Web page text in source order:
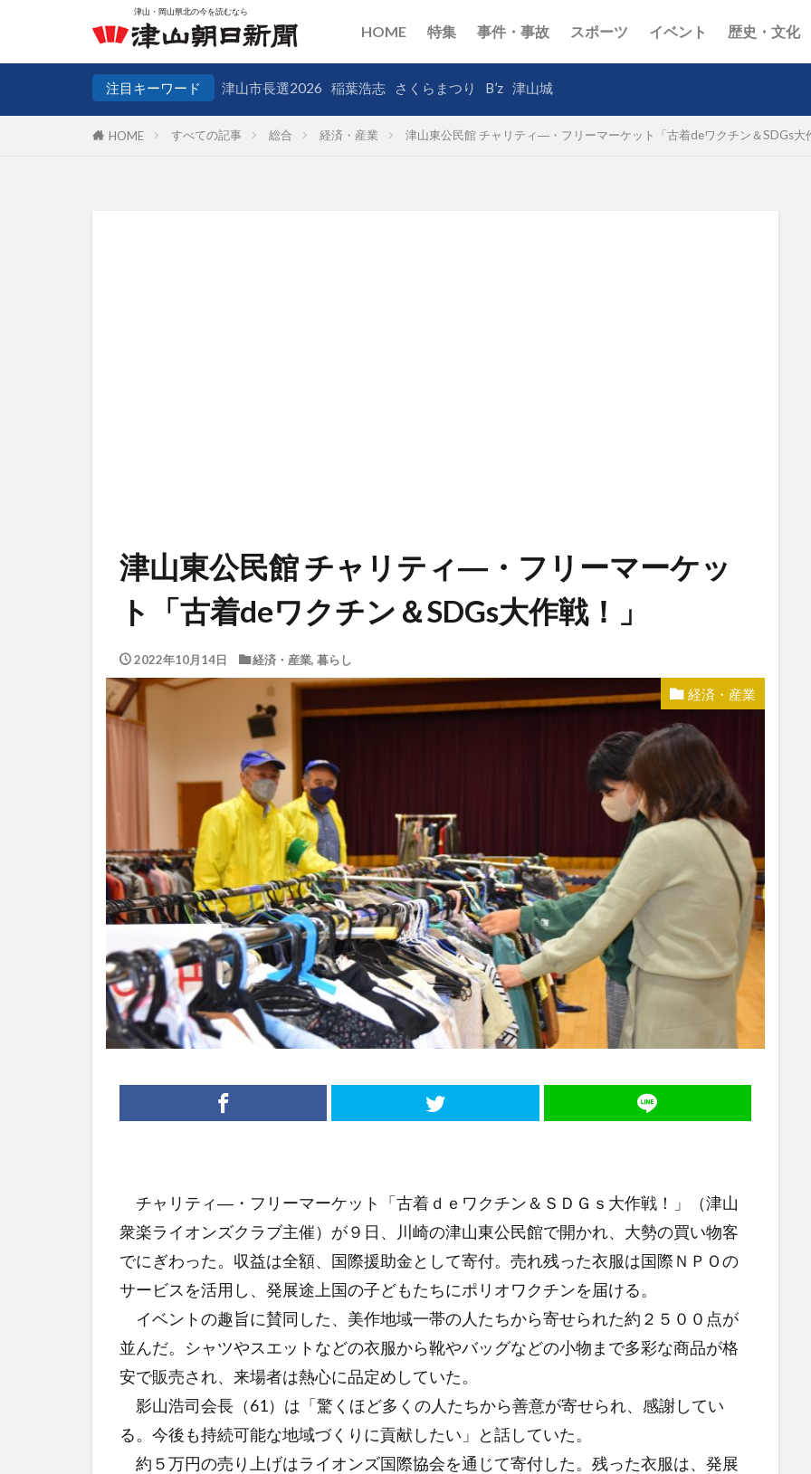
HOME 特集 事件・事故 スポーツ イベント 歴史・文化
注目キーワード 津山市長選2026 稲葉浩志 さくらまつり B’z 津山城
HOME すべての記事 総合 経済・産業 津山東公民館 チャリティ―・フリーマーケット「古着deワクチン＆SDGs大
津山東公民館 チャリティ―・フリーマーケッ
ト「古着deワクチン＆SDGs大作戦！」
2022年10月14日 経済・産業, 暮らし
経済・産業
チャリティ―・フリーマーケット「古着ｄｅワクチン＆ＳＤＧｓ大作戦！」（津山
衆楽ライオンズクラブ主催）が９日、川崎の津山東公民館で開かれ、大勢の買い物客
でにぎわった。収益は全額、国際援助金として寄付。売れ残った衣服は国際ＮＰＯの
サービスを活用し、発展途上国の子どもたちにポリオワクチンを届ける。
イベントの趣旨に賛同した、美作地域一帯の人たちから寄せられた約２５００点が
並んだ。シャツやスエットなどの衣服から靴やバッグなどの小物まで多彩な商品が格
安で販売され、来場者は熱心に品定めしていた。
影山浩司会長（61）は「驚くほど多くの人たちから善意が寄せられ、感謝してい
る。今後も持続可能な地域づくりに貢献したい」と話していた。
約５万円の売り上げはライオンズ国際協会を通じて寄付した。残った衣服は、発展